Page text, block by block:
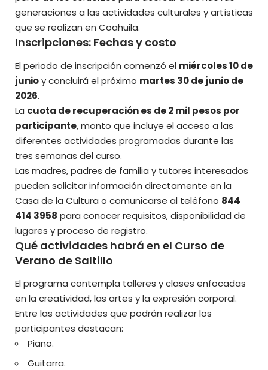
generaciones a las actividades culturales yartísticas
que se realizan en Coahuila.
Inscripciones: Fechas y costo
El periodo de inscripción comenzó el miércoles 10 de
junioy concluirá el próximo martes 30 de junio de
2026.
La cuota de recuperación es de 2 mil pesos por
participante, monto que incluye el acceso a las
diferentes actividades programadas durante las
tres semanas del curso.
Las madres, padres de familia y tutores interesados
pueden solicitar información directamente en la
Casa de la Cultura o comunicarse al teléfono 844
414 3958 para conocer requisitos, disponibilidad de
lugares y proceso de registro.
Qué actividades habrá en el Curso de
Verano de Saltillo
El programa contempla talleres y clases enfocadas
en la creatividad, las artes y la expresión corporal.
Entre las actividades que podrán realizar los
participantes destacan:
Piano.
Guitarra.